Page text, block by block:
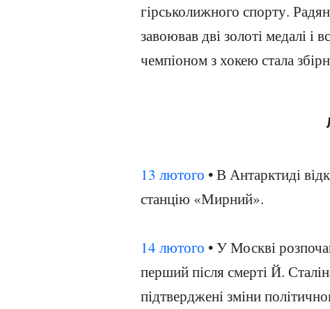
гірськолижного спорту.
завоював дві золоті медалі і
чемпіоном з хокею стала
13 лютого • В Антарктиді
станцію «Мирний».
14 лютого • У Москві
перший після смерті Й.
підтверджені зміни